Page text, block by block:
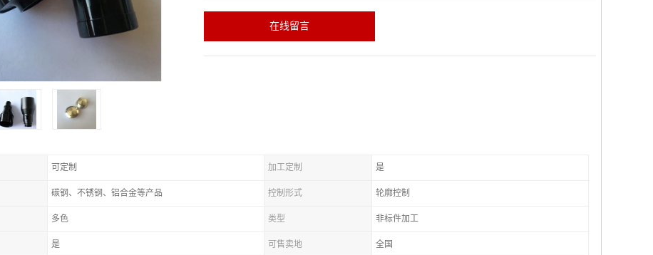
在线留言
可定制 加工定制 是
碳钢、不锈钢、铝合金等产品 控制形式 轮廓控制
多色 类型 非标件加工
是 可售卖地 全国